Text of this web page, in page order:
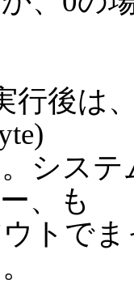
行後は
シス
、も
トで